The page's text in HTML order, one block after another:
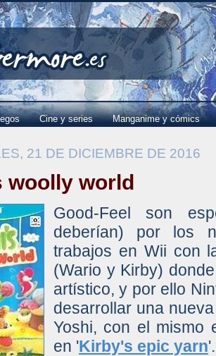
Cine y series Manganime y cómics
21 DE DICIEMBRE DE 2016
woolly world
Good-Feel son
deberían) por los
trabajos en Wii con
(Wario y Kirby)
artístico, y por ello
desarrollar una
Yoshi, con el mismo
en 'Kirby's epic yarn'.